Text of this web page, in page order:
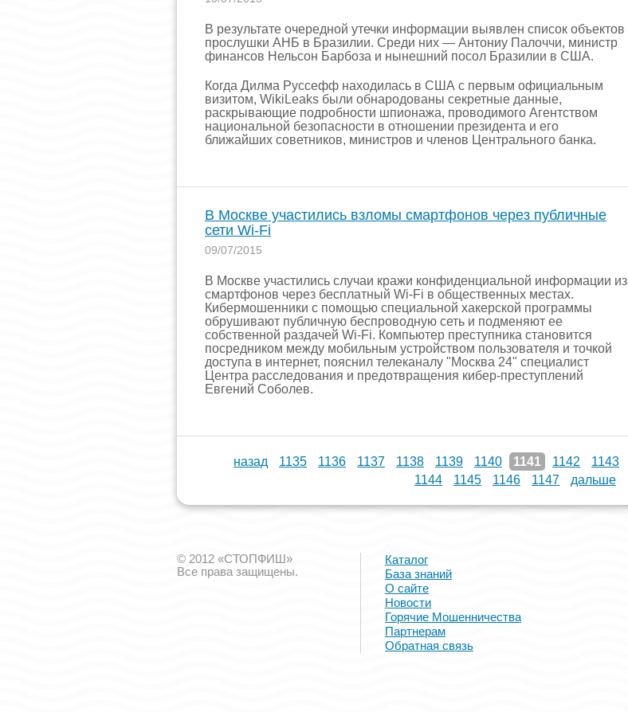
В результате очередной утечки информации выявлен список объектов
прослушки АНБ в Бразилии. Среди них — Антониу Палоччи, министр
финансов Нельсон Барбоза и нынешний посол Бразилии в США.
Когда Дилма Руссефф находилась в США с первым официальным
визитом, WikiLeaks были обнародованы секретные данные,
раскрывающие подробности шпионажа, проводимого Агентством
национальной безопасности в отношении президента и его
ближайших советников, министров и членов Центрального банка.
В Москве участились взломы смартфонов через публичные
сети Wi-Fi
09/07/2015
В Москве участились случаи кражи конфиденциальной информации из
смартфонов через бесплатный Wi-Fi в общественных местах.
Кибермошенники с помощью специальной хакерской программы
обрушивают публичную беспроводную сеть и подменяют ее
собственной раздачей Wi-Fi. Компьютер преступника становится
посредником между мобильным устройством пользователя и точкой
доступа в интернет, пояснил телеканалу "Москва 24" специалист
Центра расследования и предотвращения кибер-преступлений
Евгений Соболев.
назад 1135 1136 1137 1138 1139 1140 1141 1142
1143
1144
1145 1146 1147 дальше
© 2012 «СТОПФИШ»
Все права защищены.
Каталог
База знаний
О сайте
Новости
Горячие Мошенничества
Партнерам
Обратная связь